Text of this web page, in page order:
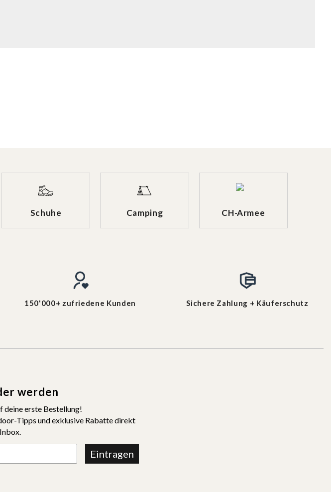
Schuhe Camping CH-Armee
150'000+ zufriedene Kunden Sichere Zahlung + Käuferschutz
werden
deine erste Bestellung!
Tipps und exklusive Rabatte direkt
Eintragen